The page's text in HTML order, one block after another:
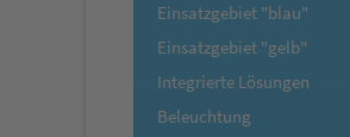
Einsatzgebiet "blau"
Einsatzgebiet "gelb"
Integrierte Lösungen
Beleuchtung